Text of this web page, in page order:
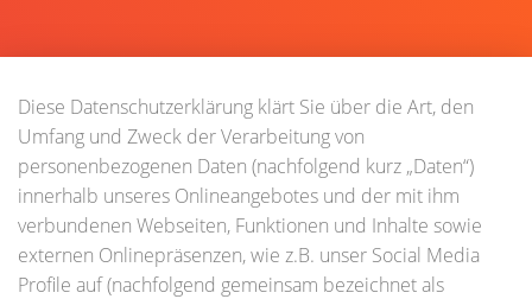
Diese Datenschutzerklärung klärt Sie über die Art, den
Umfang und Zweck der Verarbeitung von
personenbezogenen Daten (nachfolgend kurz „Daten“)
innerhalb unseres Onlineangebotes und der mit ihm
verbundenen Webseiten, Funktionen und Inhalte sowie
externen Onlinepräsenzen, wie z.B. unser Social Media
Profile auf (nachfolgend gemeinsam bezeichnet als